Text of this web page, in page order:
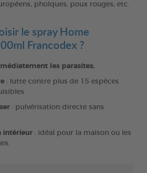
pholques, poux rouges, etc.
le spray Home
Francodex ?
les parasites.
: lutte contre plus de 15 espèces
: pulvérisation directe sans
intérieur : idéal pour la maison ou les